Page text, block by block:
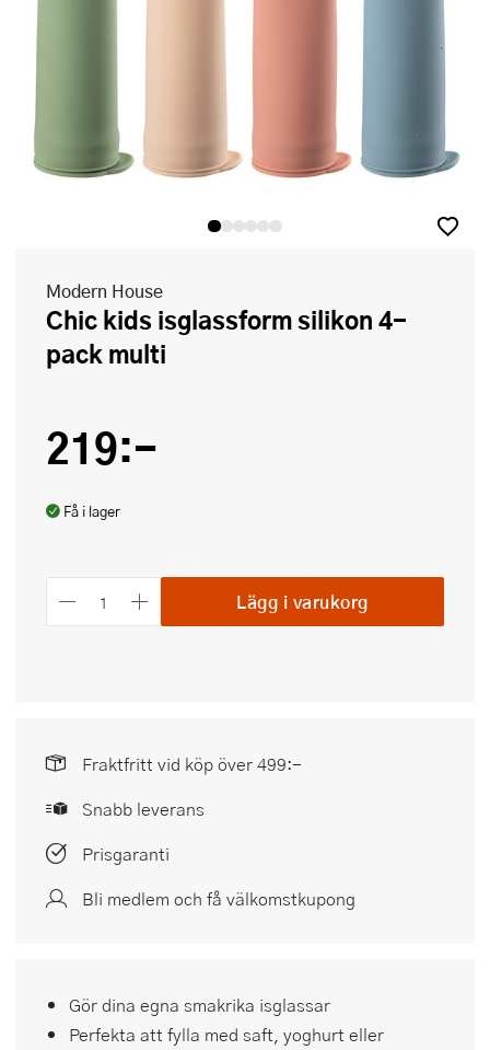
Modern House
Chic kids isglassform silikon 4-
pack multi
219:-
Få i lager
Lägg i varukorg
Fraktfritt vid köp över 499:-
Snabb leverans
Prisgaranti
Bli medlem och få välkomstkupong
Gör dina egna smakrika isglassar
Perfekta att fylla med saft, yoghurt eller